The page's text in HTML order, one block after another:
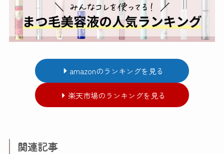
amazonのランキングを見る
楽天市場のランキングを見る
関連記事